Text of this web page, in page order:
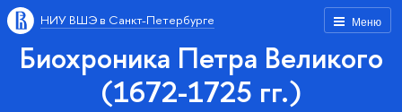
Меню
НИУ ВШЭ в Санкт-Петербурге
Биохроника Петра Великого
(1672-1725 гг.)